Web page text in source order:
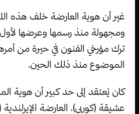
غير أن هوية العارضة خلف هذه
ومجهولة منذ رسمها وعرضها لأول
ترك مؤرخي الفنون في حيرة من
الموضوع منذ ذلك الحين.
كان يُعتقد إلى حد كبير أن هوية
عشيقة (كوربي)، العارضة